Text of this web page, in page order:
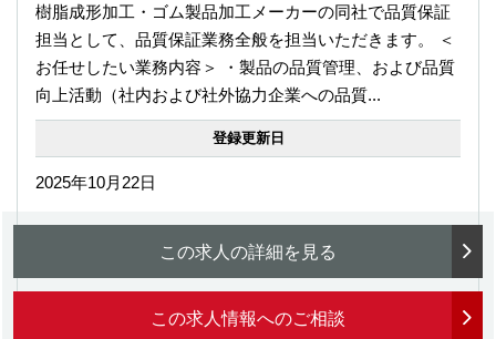
樹脂成形加工・ゴム製品加工メーカーの同社で品質保証
担当として、品質保証業務全般を担当いただきます。 ＜
お任せしたい業務内容＞ ・製品の品質管理、および品質
向上活動（社内および社外協力企業への品質...
登録更新日
2025年10月22日
この求人の詳細を見る
この求人情報へのご相談